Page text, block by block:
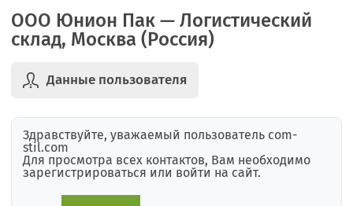
ООО Юнион Пак — Логистический
склад, Москва (Россия)
Данные пользователя
Здравствуйте, уважаемый пользователь com-
stil.com
Для просмотра всех контактов, Вам необходимо
зарегистрироваться или войти на сайт.